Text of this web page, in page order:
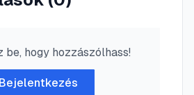
be, hogy hozzászólhass!
Bejelentkezés